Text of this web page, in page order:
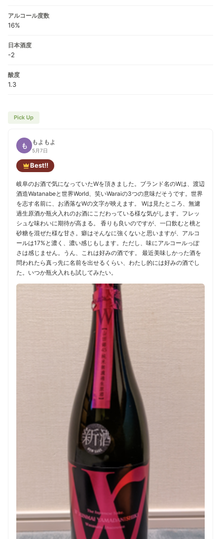
アルコール度数
16%
日本酒度
-2
酸度
1.3
Pick Up
も もよもよ
5月7日
Best!!
岐阜のお酒で気になっていたWを頂きました。ブランド名のWは、渡辺
酒造Watanabeと世界World、笑いWaraiの3つの意味だそうです。世界
を志す名前に、お洒落なWの文字が映えます。 Wは見たところ、無濾
過生原酒か瓶火入れのお酒にこだわっている様な気がします。フレッ
シュな味わいに期待が高まる。 香りも良いのですが、一口飲むと桃と
砂糖を混ぜた様な甘さ。癖はそんなに強くないと思いますが、アルコ
ールは17%と濃く、濃い感じもします。ただし、味にアルコールっぽ
さは感じません。うん、これは好みの酒です。 最近美味しかった酒を
問われたら真っ先に名前を出せるくらい、わたし的には好みの酒でし
た。いつか瓶火入れも試してみたい。